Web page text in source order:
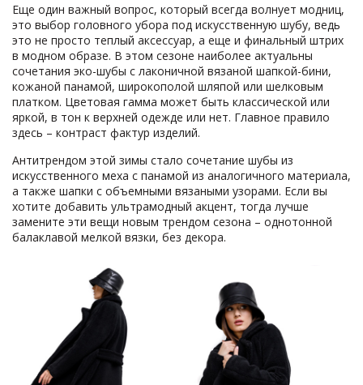
Еще один важный вопрос, который всегда волнует модниц,
это выбор головного убора под искусственную шубу, ведь
это не просто теплый аксессуар, а еще и финальный штрих
в модном образе. В этом сезоне наиболее актуальны
сочетания эко-шубы с лаконичной вязаной шапкой-бини,
кожаной панамой, широкополой шляпой или шелковым
платком. Цветовая гамма может быть классической или
яркой, в тон к верхней одежде или нет. Главное правило
здесь – контраст фактур изделий.
Антитрендом этой зимы стало сочетание шубы из
искусственного меха с панамой из аналогичного материала,
а также шапки с объемными вязаными узорами. Если вы
хотите добавить ультрамодный акцент, тогда лучше
замените эти вещи новым трендом сезона – однотонной
балаклавой мелкой вязки, без декора.